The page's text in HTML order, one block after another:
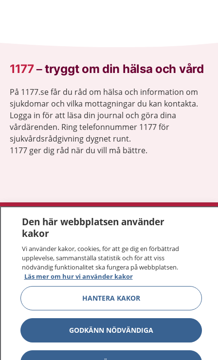
1177–tryggt om din hälsa och vård
På 1177.se får du råd om hälsa och information om
sjukdomar och vilka mottagningar du kan kontakta.
Logga in för att läsa din journal och göra dina
vårdärenden. Ring telefonnummer 1177 för
sjukvårdsrådgivning dygnet runt.
1177 ger dig råd när du vill må bättre.
1177 på flera språk
Kontakt
Behandling av personuppgifter
Hantering av kakor
Inställningar för kakor
Den här webbplatsen använder
kakor
Vi använder kakor, cookies, för att ge dig en förbättrad
upplevelse, sammanställa statistik och för att viss
nödvändig funktionalitet ska fungera på webbplatsen.
Läs mer om hur vi använder kakor
HANTERA KAKOR
GODKÄNN NÖDVÄNDIGA